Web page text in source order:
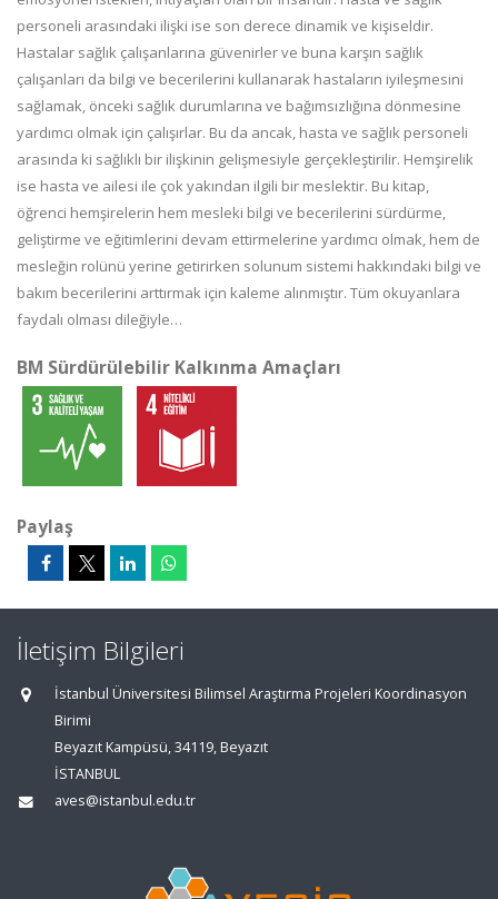
personeli arasındaki ilişki ise son derece dinamik ve kişiseldir.
Hastalar sağlık çalışanlarına güvenirler ve buna karşın sağlık
çalışanları da bilgi ve becerilerini kullanarak hastaların iyileşmesini
sağlamak, önceki sağlık durumlarına ve bağımsızlığına dönmesine
yardımcı olmak için çalışırlar. Bu da ancak, hasta ve sağlık personeli
arasında ki sağlıklı bir ilişkinin gelişmesiyle gerçekleştirilir. Hemşirelik
ise hasta ve ailesi ile çok yakından ilgili bir meslektir. Bu kitap,
öğrenci hemşirelerin hem mesleki bilgi ve becerilerini sürdürme,
geliştirme ve eğitimlerini devam ettirmelerine yardımcı olmak, hem de
mesleğin rolünü yerine getirirken solunum sistemi hakkındaki bilgi ve
bakım becerilerini arttırmak için kaleme alınmıştır. Tüm okuyanlara
faydalı olması dileğiyle…
BM Sürdürülebilir Kalkınma Amaçları
Paylaş
İletişim Bilgileri
İstanbul Üniversitesi Bilimsel Araştırma Projeleri Koordinasyon
Birimi
Beyazıt Kampüsü, 34119, Beyazıt
İSTANBUL
aves@istanbul.edu.tr